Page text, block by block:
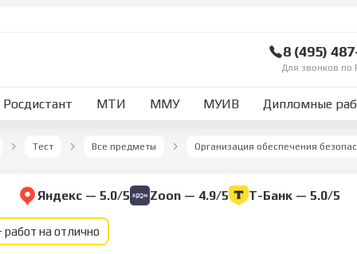
8 (495)
Для звонков по
Росдистант МТИ ММУ МУИВ Дипломные
Тест Все предметы Организация обеспечения
Яндекс — 5.0/5 Zoon — 4.9/5 Т-Банк — 5.0/5
работ на отлично